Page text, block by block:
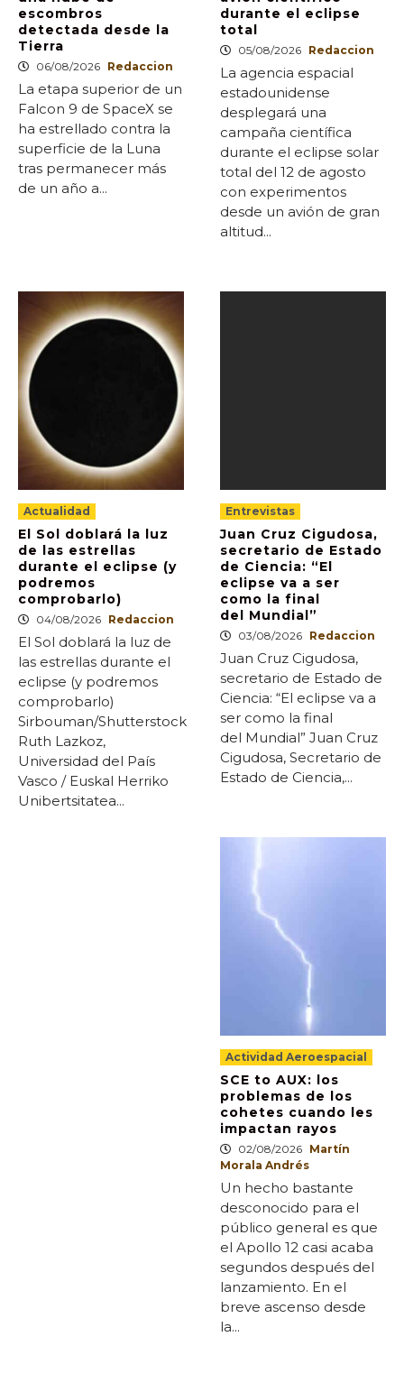
escombros
detectada desde la
Tierra
06/08/2026 Redaccion
La etapa superior de un
Falcon 9 de SpaceX se
ha estrellado contra la
superficie de la Luna
tras permanecer más
de un año a...
durante el eclipse
total
05/08/2026 Redaccion
La agencia espacial
estadounidense
desplegará una
campaña científica
durante el eclipse solar
total del 12 de agosto
con experimentos
desde un avión de gran
altitud...
Actualidad
El Sol doblará la luz
de las estrellas
durante el eclipse (y
podremos
comprobarlo)
04/08/2026 Redaccion
El Sol doblará la luz de
las estrellas durante el
eclipse (y podremos
comprobarlo)
Sirbouman/Shutterstock
Ruth Lazkoz,
Universidad del País
Vasco / Euskal Herriko
Unibertsitatea...
Entrevistas
Juan Cruz Cigudosa,
secretario de Estado
de Ciencia: “El
eclipse va a ser
como la final
del Mundial”
03/08/2026 Redaccion
Juan Cruz Cigudosa,
secretario de Estado de
Ciencia: “El eclipse va a
ser como la final
del Mundial” Juan Cruz
Cigudosa, Secretario de
Estado de Ciencia,...
Actividad Aeroespacial
SCE to AUX: los
problemas de los
cohetes cuando les
impactan rayos
02/08/2026 Martín
Morala Andrés
Un hecho bastante
desconocido para el
público general es que
el Apollo 12 casi acaba
segundos después del
lanzamiento. En el
breve ascenso desde
la...